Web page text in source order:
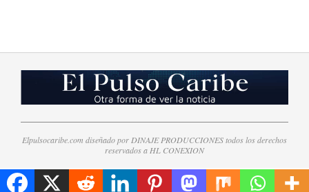
Elpulsocaribe.com diseñado por DINAJE PRODUCCIONES todos los derechos
reservados a HL CONEXION